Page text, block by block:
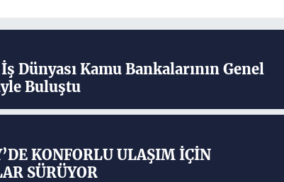
Dünyası Kamu Bankalarının Genel
Buluştu
KONFORLU ULAŞIM İÇİN
SÜRÜYOR